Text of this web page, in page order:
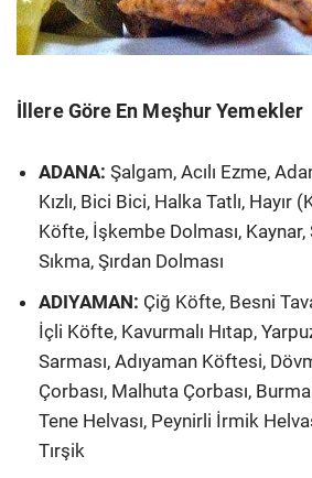
İllere Göre En Meşhur Yemekler
ADANA: Şalgam, Acılı Ezme,
Kızlı, Bici Bici, Halka Tatlı, Hayır
Köfte, İşkembe Dolması, Kaynar,
Sıkma, Şırdan Dolması
ADIYAMAN: Çiğ Köfte, Besni
İçli Köfte, Kavurmalı Hıtap,
Sarması, Adıyaman Köftesi,
Çorbası, Malhuta Çorbası, Burma
Tene Helvası, Peynirli İrmik
Tırşik